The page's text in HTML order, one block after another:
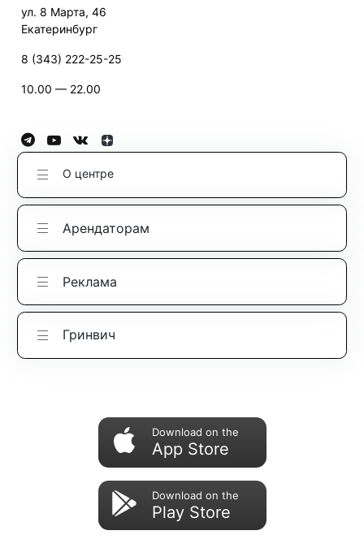
ул. 8 Марта, 46
Екатеринбург
8 (343) 222-25-25
10.00 — 22.00
О центре
Арендаторам
Реклама
Гринвич
Download on the
App Store
Download on the
Play Store